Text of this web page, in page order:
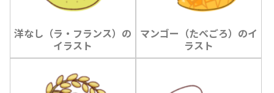
洋なし（ラ・フランス）の
イラスト
マンゴー（たべごろ）のイ
ラスト